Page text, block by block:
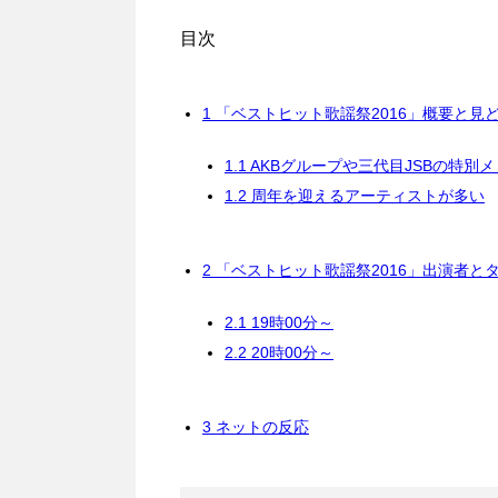
目次
1 「ベストヒット歌謡祭2016」概要と見
1.1 AKBグループや三代目JSBの特別メ
1.2 周年を迎えるアーティストが多い
2 「ベストヒット歌謡祭2016」出演者と
2.1 19時00分～
2.2 20時00分～
3 ネットの反応